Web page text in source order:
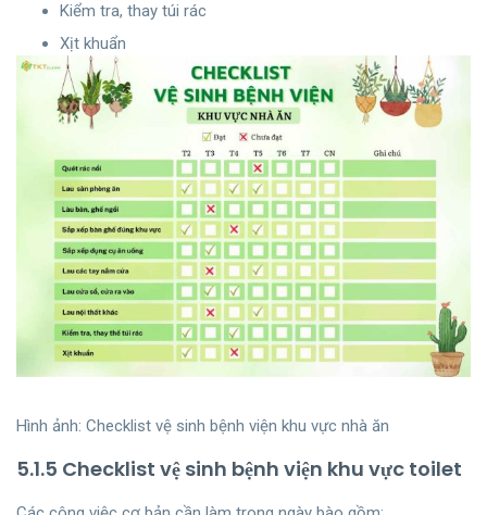
Kiểm tra, thay túi rác
Xịt khuẩn
Hình ảnh: Checklist vệ sinh bệnh viện khu vực nhà ăn
5.1.5 Checklist vệ sinh bệnh viện khu vực toilet